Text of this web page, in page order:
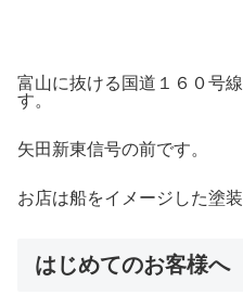
富山に抜ける国道１６０号
す。
矢田新東信号の前です。
お店は船をイメージした塗装
はじめてのお客様へ